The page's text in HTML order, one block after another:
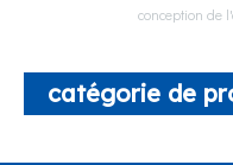
conception de
catégorie de